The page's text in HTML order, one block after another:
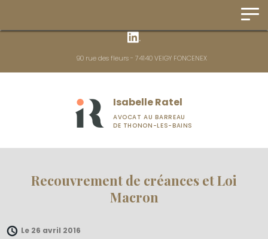
90 rue des fleurs - 74140 VEIGY FONCENEX
Isabelle Ratel
AVOCAT AU BARREAU
DE THONON-LES-BAINS
Recouvrement de créances et Loi
Macron
Le 26 avril 2016